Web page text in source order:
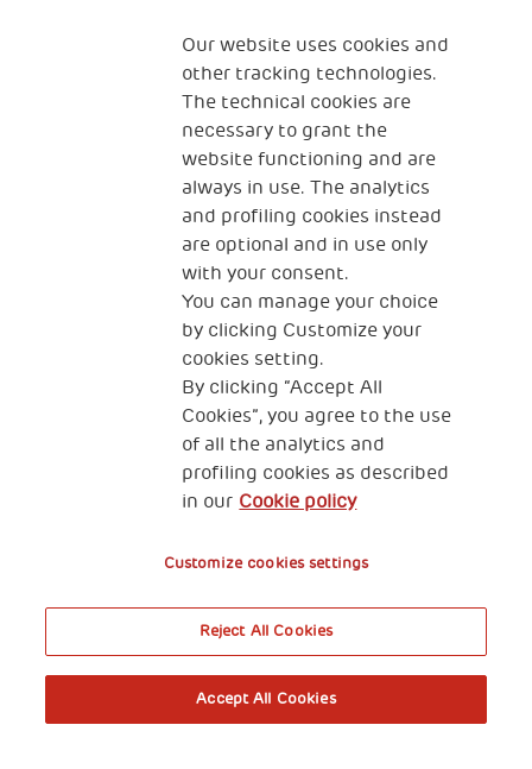
Dona ora per produrre un
impatto concreto
DONA ORA
Fondazione Generali
The Human Safety Net Ente Filantropico
CONTATTI
2, Piazza Duca degli Abruzzi 34132
Trieste Italy
Privacy & GDPR Cookies’ policy
Our website uses cookies and
other tracking technologies.
The technical cookies are
necessary to grant the
website functioning and are
always in use. The analytics
and profiling cookies instead
are optional and in use only
with your consent.
You can manage your choice
by clicking Customize your
cookies setting.
By clicking “Accept All
Cookies”, you agree to the use
of all the analytics and
profiling cookies as described
in our Cookie policy
Customize cookies settings
Reject All Cookies
Accept All Cookies